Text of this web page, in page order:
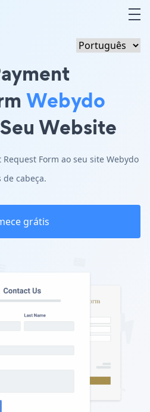
Webydo
Website
Form ao seu site Webydo
cabeça.
grátis